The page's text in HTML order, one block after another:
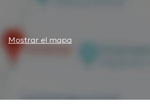
Mostrar el mapa